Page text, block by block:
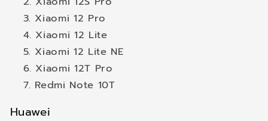
Xiaomi 12 Pro
Xiaomi 12 Lite
Xiaomi 12 Lite NE
Xiaomi 12T Pro
Redmi Note 10T
Huawei